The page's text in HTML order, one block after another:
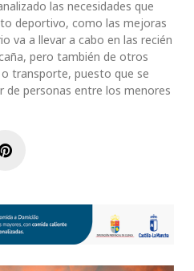
las necesidades que
deportivo, como las mejoras
va a llevar a cabo en las recién
pero también de otros
transporte, puesto que se
de personas entre los menores
Pinterest